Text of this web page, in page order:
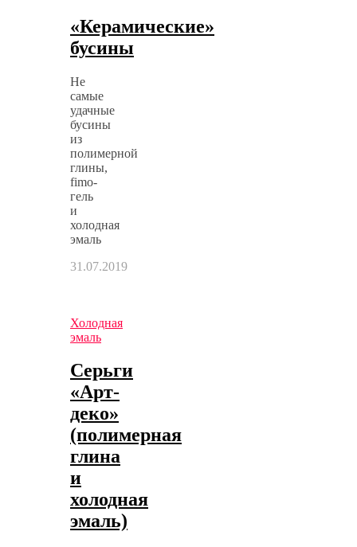
«Керамические»
бусины
Не
самые
удачные
бусины
из
полимерной
глины,
fimo-
гель
и
холодная
эмаль
31.07.2019
Холодная
эмаль
Серьги
«Арт-
деко»
(полимерная
глина
и
холодная
эмаль)